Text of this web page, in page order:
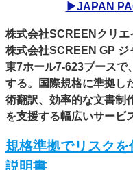
特集記事カテゴリー一覧
2022 見える化・MIS特集
特集・デジタル印刷 アイデア
JAPAN PACK 2023 特集
中古
特集・デジタル印刷 ～ 新成長
案内
発刊案内
JFPI印刷用
運営
▶JAPAN
株式会社SCREENクリエ
株式会社SCREEN GP
東7ホール7-623ブースで
する。国際規格に準拠し
術翻訳、効率的な文書制
を支援する幅広いサービ
規格準拠でリスク
説明書